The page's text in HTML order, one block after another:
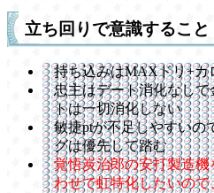
立ち回りで意識すること
持ち込みはMAXドリ+カ
忠主はデート消化なし
トは一切消化しない
敏捷ptが不足しやすいの
グは優先して踏む
覚悟炭治郎の安打製造
わせで虹特化したいの